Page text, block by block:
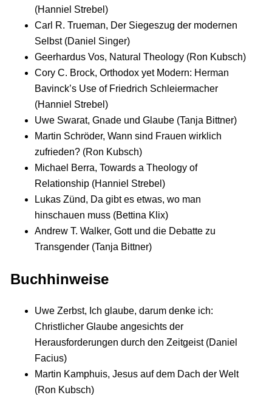
(Hanniel Strebel)
Carl R. Trueman, Der Siegeszug der modernen
Selbst (Daniel Singer)
Geerhardus Vos, Natural Theology (Ron Kubsch)
Cory C. Brock, Orthodox yet Modern: Herman
Bavinck’s Use of Friedrich Schleiermacher
(Hanniel Strebel)
Uwe Swarat, Gnade und Glaube (Tanja Bittner)
Martin Schröder, Wann sind Frauen wirklich
zufrieden? (Ron Kubsch)
Michael Berra, Towards a Theology of
Relationship (Hanniel Strebel)
Lukas Zünd, Da gibt es etwas, wo man
hinschauen muss (Bettina Klix)
Andrew T. Walker, Gott und die Debatte zu
Transgender (Tanja Bittner)
Buchhinweise
Uwe Zerbst, Ich glaube, darum denke ich:
Christlicher Glaube angesichts der
Herausforderungen durch den Zeitgeist (Daniel
Facius)
Martin Kamphuis, Jesus auf dem Dach der Welt
(Ron Kubsch)